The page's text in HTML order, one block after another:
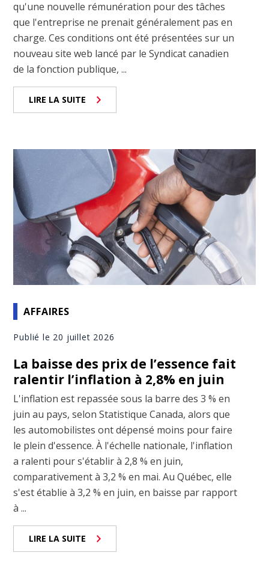
qu'une nouvelle rémunération pour des tâches
que l'entreprise ne prenait généralement pas en
charge. Ces conditions ont été présentées sur un
nouveau site web lancé par le Syndicat canadien
de la fonction publique, ...
LIRE LA SUITE
AFFAIRES
Publié le 20 juillet 2026
La baisse des prix de l’essence fait
ralentir l’inflation à 2,8% en juin
L'inflation est repassée sous la barre des 3 % en
juin au pays, selon Statistique Canada, alors que
les automobilistes ont dépensé moins pour faire
le plein d'essence. À l'échelle nationale, l'inflation
a ralenti pour s'établir à 2,8 % en juin,
comparativement à 3,2 % en mai. Au Québec, elle
s'est établie à 3,2 % en juin, en baisse par rapport
à ...
LIRE LA SUITE